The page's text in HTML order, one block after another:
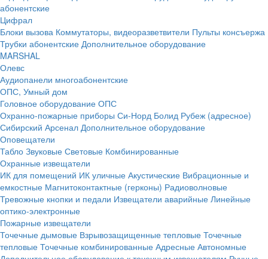
абонентские
Цифрал
Блоки вызова Коммутаторы, видеоразветвители Пульты консъержа
Трубки абонентские Дополнительное оборудование
MARSHAL
Олевс
Аудиопанели многоабонентские
ОПС, Умный дом
Головное оборудование ОПС
Охранно-пожарные приборы Си-Норд Болид Рубеж (адресное)
Сибирский Арсенал Дополнительное оборудование
Оповещатели
Табло Звуковые Световые Комбинированные
Охранные извещатели
ИК для помещений ИК уличные Акустические Вибрационные и
емкостные Магнитоконтактные (герконы) Радиоволновые
Тревожные кнопки и педали Извещатели аварийные Линейные
оптико-электронные
Пожарные извещатели
Точечные дымовые Взрывозащищенные тепловые Точечные
тепловые Точечные комбинированные Адресные Автономные